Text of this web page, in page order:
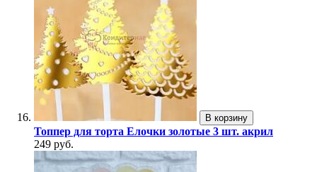
В корзину
Топпер для торта Елочки золотые 3 шт. акрил
249 руб.